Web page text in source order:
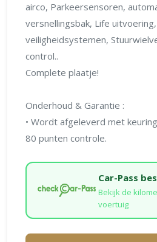
airco, Parkeersensoren,
versnellingsbak, Life
veiligheidsystemen,
control..
Complete plaatje!
Onderhoud & Garantie :
• Wordt afgeleverd met
80 punten controle.
Car-Pass
Bekijk de
voertuig